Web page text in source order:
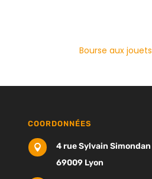
Bourse aux jouets
COORDONNÉES

4 rue Sylvain Simondan
69009 Lyon